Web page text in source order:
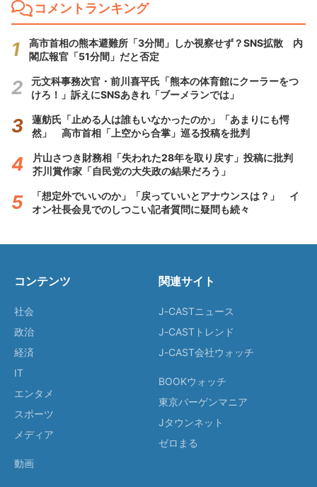
コメントランキング
高市首相の熊本避難所「3分間」しか視察せず？SNS拡散 内
閣広報官「51分間」だと否定
元文科事務次官・前川喜平氏「熊本の体育館にクーラーをつ
けろ！」訴えにSNSあきれ「ブーメランでは」
蓮舫氏「止める人は誰もいなかったのか」「あまりにも愕
然」 高市首相「上空から合掌」巡る投稿を批判
片山さつき財務相「失われた28年を取り戻す」投稿に批判
芥川賞作家「自民党の大失政の結果だろう」
「想定外でいいのか」「戻っていいとアナウンスは？」 イ
オン社長会見でのしつこい記者質問に疑問も続々
コンテンツ
社会
政治
経済
IT
エンタメ
スポーツ
メディア
動画
関連サイト
J-CASTニュース
J-CASTトレンド
J-CAST会社ウォッチ
BOOKウォッチ
東京バーゲンマニア
Jタウンネット
ゼロまる